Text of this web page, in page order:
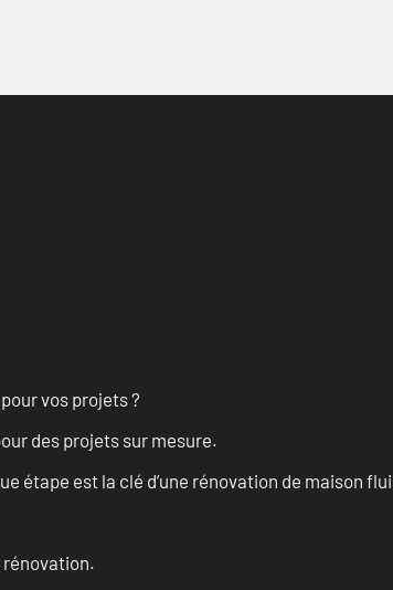
vos projets ?
des projets sur mesure.
étape est la clé d’une rénovation de maison